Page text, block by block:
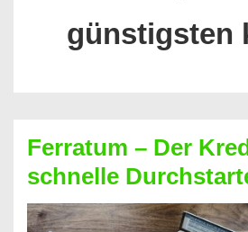
günstigsten
Ferratum – Der
schnelle